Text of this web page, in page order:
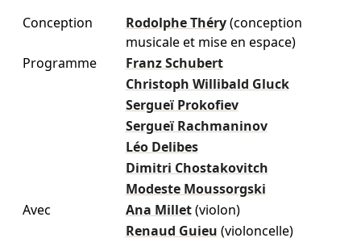
Conception Rodolphe Théry (conception
musicale et mise en espace)
Programme
Franz Schubert
Christoph Willibald Gluck
Sergueï Prokofiev
Sergueï Rachmaninov
Léo Delibes
Dimitri Chostakovitch
Modeste Moussorgski
Avec
Ana Millet (violon)
Renaud Guieu (violoncelle)